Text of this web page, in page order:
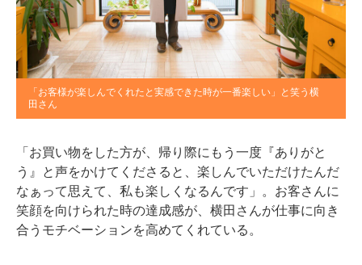
「お客様が楽しんでくれたと実感できた時が一番楽しい」と笑う横
田さん
「お買い物をした方が、帰り際にもう一度『ありがと
う』と声をかけてくださると、楽しんでいただけたんだ
なぁって思えて、私も楽しくなるんです」。お客さんに
笑顔を向けられた時の達成感が、横田さんが仕事に向き
合うモチベーションを高めてくれている。